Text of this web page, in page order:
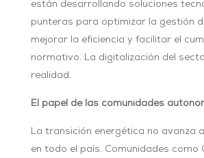
están desarrollando soluciones
punteras para optimizar la gestión
mejorar la eficiencia y facilitar el
normativo. La digitalización del
realidad.
El papel de las comunidades
La transición energética no avanza
en todo el país. Comunidades como